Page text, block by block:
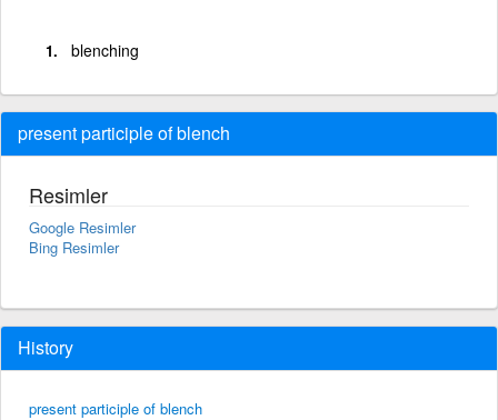
blenching
present participle of blench
Resimler
Google Resimler
Bing Resimler
History
present participle of blench